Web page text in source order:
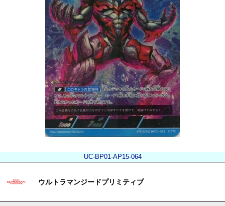
UC-BP01-AP15-064
ウルトラマンジードプリミティブ